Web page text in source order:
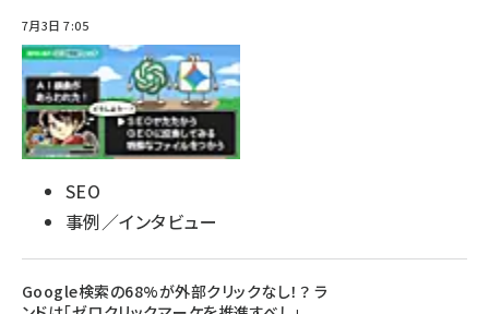
7月3日 7:05
SEO
事例／インタビュー
Google検索の68%が外部クリックなし！？ ラ